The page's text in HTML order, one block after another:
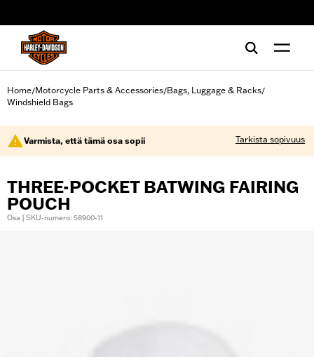
Home/Motorcycle Parts & Accessories/Bags, Luggage & Racks/
Windshield Bags
Varmista, että tämä osa sopii Tarkista sopivuus
THREE-POCKET BATWING FAIRING
POUCH
Osa | SKU-numero: 58900-11